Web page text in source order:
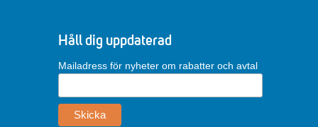
Håll dig uppdaterad
Mailadress för nyheter om rabatter och avtal